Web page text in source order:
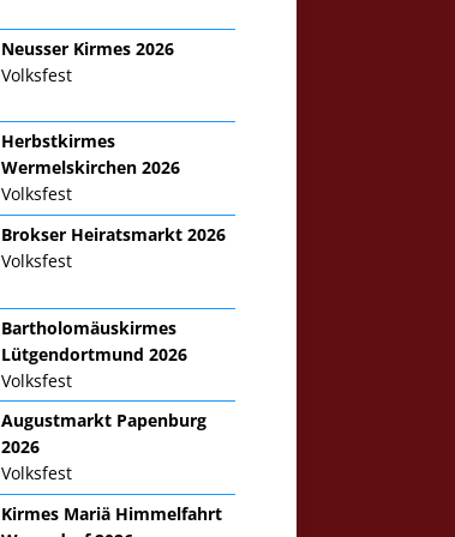
Neusser Kirmes 2026
Volksfest
Herbstkirmes
Wermelskirchen 2026
Volksfest
Brokser Heiratsmarkt 2026
Volksfest
Bartholomäuskirmes
Lütgendortmund 2026
Volksfest
Augustmarkt Papenburg
2026
Volksfest
Kirmes Mariä Himmelfahrt